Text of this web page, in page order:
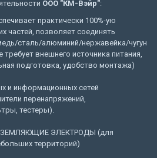
ООО "КМ-Вэйр":
практически 100%-ую
частей, позволяет соединять
сталь/алюминий/нержавейка/чугун
требует внешнего источника питания,
подготовка, удобство монтажа)
и информационных сетей
перенапряжений,
тестеры).
ЭЛЕКТРОДЫ (для
территорий)